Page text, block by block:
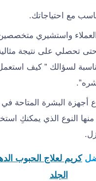
مع احتياجاتك.
العملاء واستشيري
حتى تحصلي على نتيجة
لسؤالك ” كيف
أجهزة البشرة المتاحة في
النوع الذي يمكنكِ
كريم لعلاج الحبوب
الجلد